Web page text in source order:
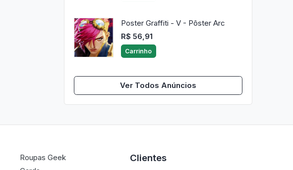
Poster Graffiti - V - Pôster Arc
R$ 56,91
Carrinho
Ver Todos Anúncios
Roupas Geek
Clientes